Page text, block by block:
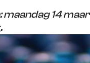
14
.